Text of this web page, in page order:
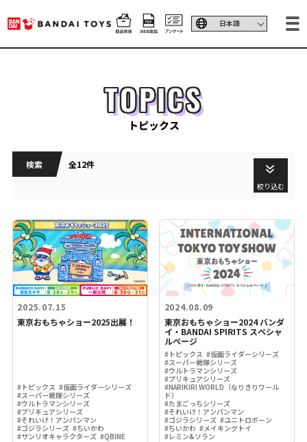
TOPICS
トピックス
検索 全12件
絞り込む
2025.07.15
東京おもちゃショー2025出展！
#トピックス #仮面ライダーシリーズ
#スーパー戦隊シリーズ
#ウルトラマンシリーズ
#プリキュアシリーズ
#それいけ！アンパンマン
#ゴジラシリーズ #ちいかわ
#サンリオキャラクターズ #QBINE
2024.08.09
東京おもちゃショー2024 バンダ
イ・BANDAI SPIRITS スペシャ
ルページ
#トピックス #仮面ライダーシリーズ
#スーパー戦隊シリーズ
#ウルトラマンシリーズ
#プリキュアシリーズ
#NARIKIRI WORLD（なりきりワール
ド）
#たまごっちシリーズ
#それいけ！アンパンマン
#ゴジラシリーズ #ユニトロボーン
#ちいかわ #メイキングトイ
#レミン&ソラン